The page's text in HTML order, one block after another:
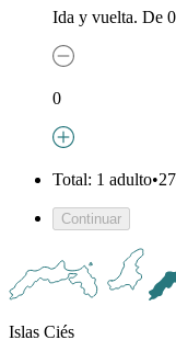
Ida y vuelta. De
0
Total: 1 adulto•
Continuar
Islas Ciés